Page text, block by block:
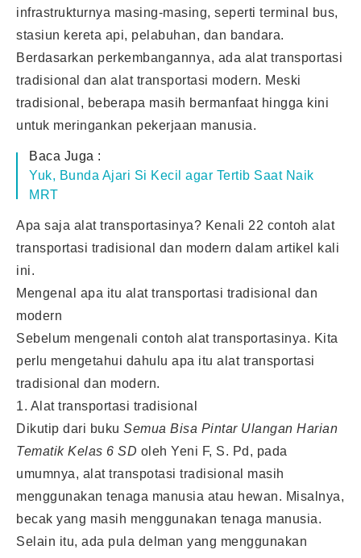
infrastrukturnya masing-masing, seperti terminal bus,
stasiun kereta api, pelabuhan, dan bandara.
Berdasarkan perkembangannya, ada alat transportasi
tradisional dan alat transportasi modern. Meski
tradisional, beberapa masih bermanfaat hingga kini
untuk meringankan pekerjaan manusia.
Baca Juga :
Yuk, Bunda Ajari Si Kecil agar Tertib Saat Naik
MRT
Apa saja alat transportasinya? Kenali 22 contoh alat
transportasi tradisional dan modern dalam artikel kali
ini.
Mengenal apa itu alat transportasi tradisional dan
modern
Sebelum mengenali contoh alat transportasinya. Kita
perlu mengetahui dahulu apa itu alat transportasi
tradisional dan modern.
1. Alat transportasi tradisional
Dikutip dari buku Semua Bisa Pintar Ulangan Harian
Tematik Kelas 6 SD oleh Yeni F, S. Pd, pada
umumnya, alat transpotasi tradisional masih
menggunakan tenaga manusia atau hewan. Misalnya,
becak yang masih menggunakan tenaga manusia.
Selain itu, ada pula delman yang menggunakan